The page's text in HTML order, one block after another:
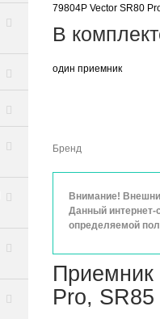
79804P Vector SR80
В
один приемник
Бренд
Внимание!
Данный интернет-
определяемой
Приемник
Pro, SR85